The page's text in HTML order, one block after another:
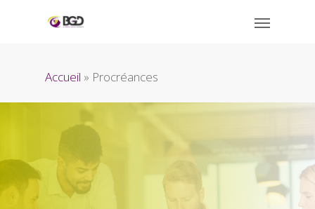
Accueil » Procréances